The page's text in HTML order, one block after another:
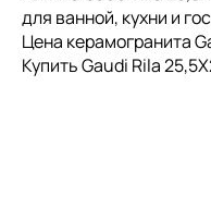
для ванной, кухни и
Цена керамогранита
Купить Gaudi Rila